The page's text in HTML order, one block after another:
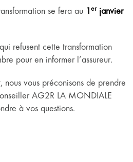
se fera au 1 erjanvier
refusent cette transformation
pour en informer l’assureur.
nous vous préconisons de prendre
AG2R LA MONDIALE
à vos questions.